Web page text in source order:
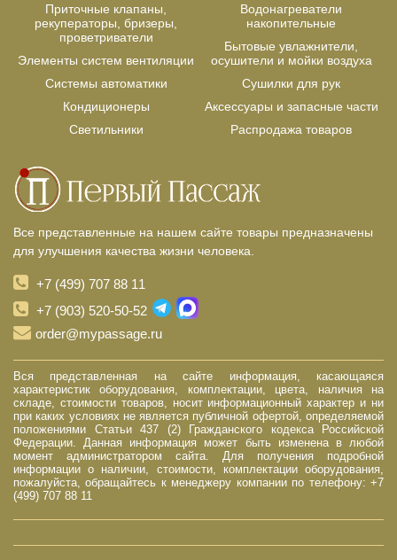
Приточные клапаны,
рекуператоры, бризеры,
проветриватели
Элементы систем вентиляции
Системы автоматики
Кондиционеры
Светильники
Водонагреватели
накопительные
Бытовые увлажнители,
осушители и мойки воздуха
Сушилки для рук
Аксессуары и запасные части
Распродажа товаров
Все представленные на нашем сайте товары предназначены
для улучшения качества жизни человека.
+7 (499) 707 88 11
+7 (903) 520-50-52
order@mypassage.ru
Вся представленная на сайте информация, касающаяся
характеристик оборудования, комплектации, цвета, наличия на
складе, стоимости товаров, носит информационный характер и ни
при каких условиях не является публичной офертой, определяемой
положениями Статьи 437 (2) Гражданского кодекса Российской
Федерации. Данная информация может быть изменена в любой
момент администратором сайта. Для получения подробной
информации о наличии, стоимости, комплектации оборудования,
пожалуйста, обращайтесь к менеджеру компании по телефону: +7
(499) 707 88 11